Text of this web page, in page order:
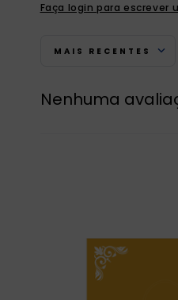
Faça login para escrever
MAIS RECENTES
Nenhuma